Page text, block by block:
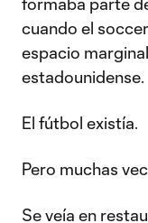
cuando el
espacio
estadounidense.
El fútbol existía.
Pero muchas
Se veía en